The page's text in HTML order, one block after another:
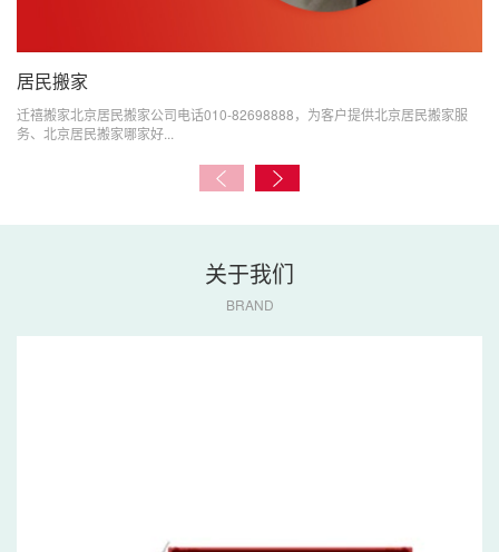
居民搬家
迁禧搬家北京居民搬家公司电话010-82698888，为客户提供北京居民搬家服
务、北京居民搬家哪家好...
关于我们
BRAND